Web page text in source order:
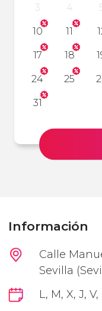
3
4
10
11
17
18
24
25
31
Información
Calle
Sevilla
L, M, X, J, V,